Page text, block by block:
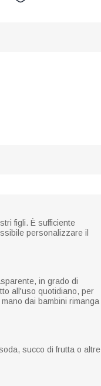
figli. È sufficiente
personalizzare il
in grado di
all'uso quotidiano, per
dai bambini rimanga
succo di frutta o altre